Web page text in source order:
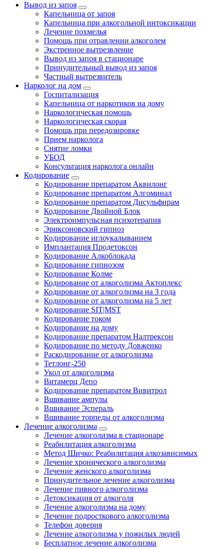
Вывод из запоя
Капельница от запоя
Капельница при алкогольной интоксикации
Лечение похмелья
Помощь при отравлении алкоголем
Экстренное вытрезвление
Вывод из запоя в стационаре
Принудительный вывод из запоя
Частный вытрезвитель
Нарколог на дом
Госпитализация
Капельница от наркотиков на дому
Наркологическая помощь
Наркологическая скорая
Помощь при передозировке
Прием нарколога
Снятие ломки
УБОД
Консультация нарколога онлайн
Кодирование
Кодирование препаратом Аквилонг
Кодирование препаратом Алгоминал
Кодирование препаратом Дисульфирам
Кодирование Двойной Блок
Электроимпульсная психотерапия
Эриксоновский гипноз
Кодирование иглоукалыванием
Имплантация Продетоксон
Кодирование Алкоблокада
Кодирование гипнозом
Кодирование Колме
Кодирование от алкоголизма Актоплекс
Кодирование от алкоголизма на 3 года
Кодирование от алкоголизма на 5 лет
Кодирование SIT|MST
Кодирование током
Кодирование на дому
Кодирование препаратом Налтрексон
Кодирование по методу Довженко
Раскодирование от алкоголизма
Тетлонг-250
Укол от алкоголизма
Витамерц Депо
Кодирование препаратом Вивитрол
Вшивание ампулы
Вшивание Эспераль
Вшивание торпеды от алкоголизма
Лечение алкоголизма
Лечение алкоголизма в стационаре
Реабилитация алкоголизма
Метод Шичко: Реабилитация алкозависимых
Лечение хронического алкоголизма
Лечение женского алкоголизма
Принудительное лечение алкоголизма
Лечение пивного алкоголизма
Детоксикация от алкоголя
Лечение алкоголизма на дому
Лечение подросткового алкоголизма
Телефон доверия
Лечение алкоголизма у пожилых людей
Бесплатное лечение алкоголизма